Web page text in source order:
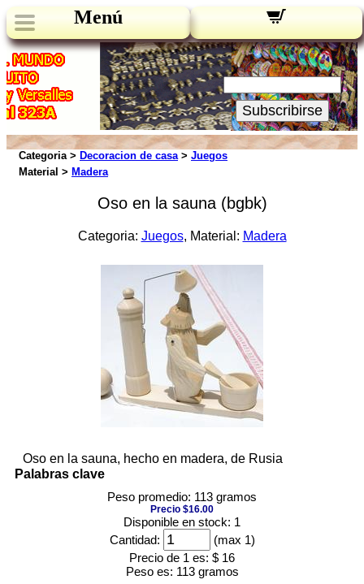
Menú
Novedades:
Su Email:
Subscribirse
Categoria > Decoracion de casa> Juegos
Material > Madera
Oso en la sauna (bgbk)
Categoria: Juegos, Material: Madera
Oso en la sauna, hecho en madera, de Rusia
Palabras clave
Peso promedio: 113 gramos
Precio $16.00
Disponible en stock: 1
Cantidad:
(max 1)
Precio de 1 es: $ 16
Peso es: 113 gramos